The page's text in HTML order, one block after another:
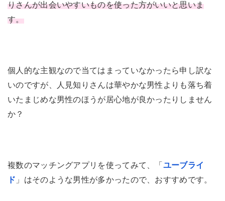
りさんが出会いやすいものを使った方がいいと思いま
す。
個人的な主観なので当てはまっていなかったら申し訳な
いのですが、人見知りさんは華やかな男性よりも落ち着
いたまじめな男性のほうが居心地が良かったりしません
か？
複数のマッチングアプリを使ってみて、「 ユーブライ
ド 」はそのような男性が多かったので、おすすめです。